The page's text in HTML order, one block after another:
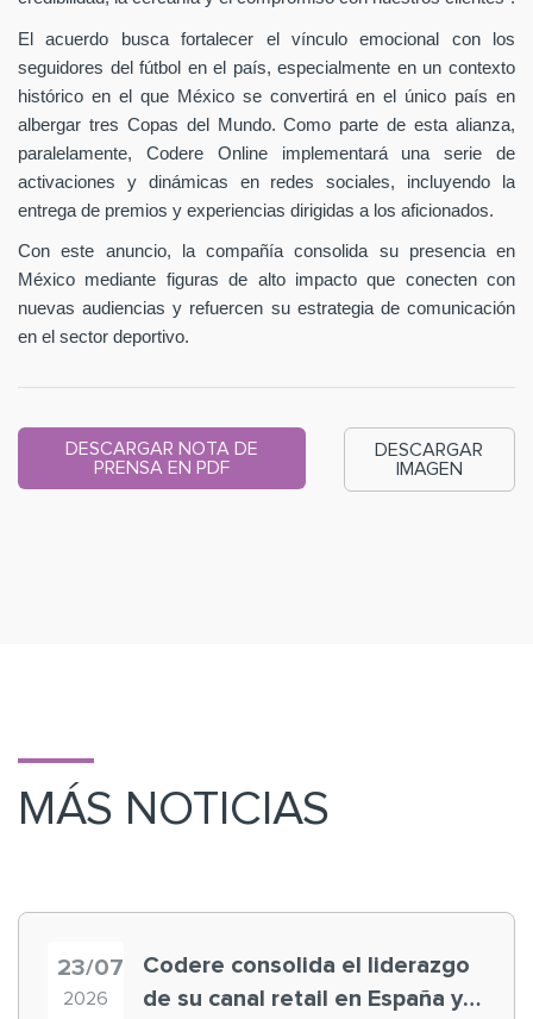
El acuerdo busca fortalecer el vínculo emocional con los
seguidores del fútbol en el país, especialmente en un contexto
histórico en el que México se convertirá en el único país en
albergar tres Copas del Mundo. Como parte de esta alianza,
paralelamente, Codere Online implementará una serie de
activaciones y dinámicas en redes sociales, incluyendo la
entrega de premios y experiencias dirigidas a los aficionados.
Con este anuncio, la compañía consolida su presencia en
México mediante figuras de alto impacto que conecten con
nuevas audiencias y refuercen su estrategia de comunicación
en el sector deportivo.
DESCARGAR NOTA DE
PRENSA EN PDF
DESCARGAR
IMAGEN
MÁS NOTICIAS
23/07
2026
Codere consolida el liderazgo
de su canal retail en España y